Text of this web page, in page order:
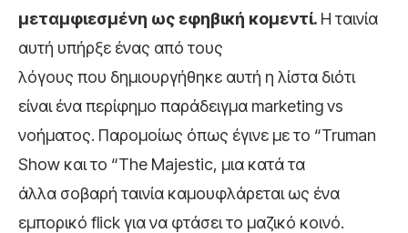
μεταμφιεσμένη ως εφηβική κομεντί. Η ταινία
αυτή υπήρξε ένας από τους
λόγους που δημιουργήθηκε αυτή η λίστα διότι
είναι ένα περίφημο παράδειγμα marketing vs
νοήματος. Παρομοίως όπως έγινε με το “Truman
Show και το “The Majestic, μια κατά τα
άλλα σοβαρή ταινία καμουφλάρεται ως ένα
εμπορικό flick για να φτάσει το μαζικό κοινό.